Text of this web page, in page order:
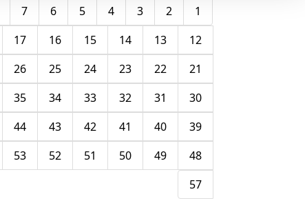
1
2
3
4
5
6
7
12
13
14
15
16
17
21
22
23
24
25
26
30
31
32
33
34
35
39
40
41
42
43
44
48
49
50
51
52
53
57